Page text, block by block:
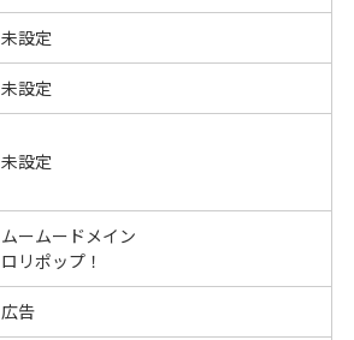
未設定
未設定
未設定
ムームードメイン
ロリポップ！
広告